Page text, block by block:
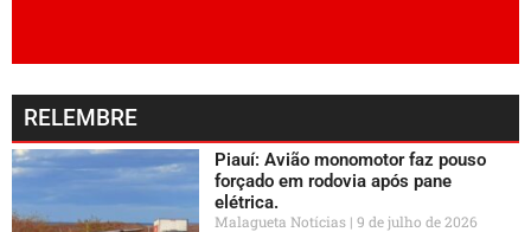
RELEMBRE
Piauí: Avião monomotor faz pouso
forçado em rodovia após pane
elétrica.
Malagueta Notícias 9 de julho de 2026